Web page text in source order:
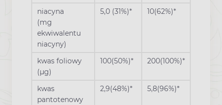
niacyna
(mg
ekwiwalentu
niacyny)
5,0 (31%)* 10(62%)*
kwas foliowy
(µg)
100(50%)* 200(100%)*
kwas
pantotenowy
2,9(48%)* 5,8(96%)*